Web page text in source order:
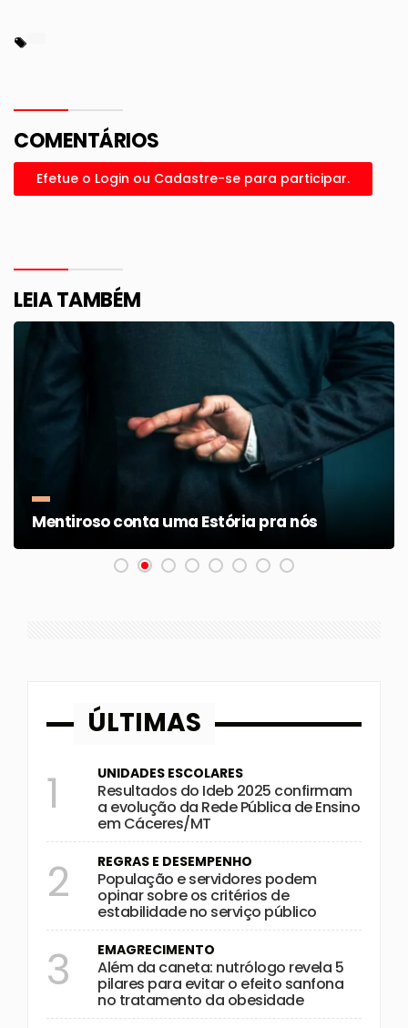
COMENTÁRIOS
Efetue o Login ou Cadastre-se para participar.
LEIA TAMBÉM
Mentiroso conta uma Estória pra nós
ÚLTIMAS
1 UNIDADES ESCOLARES
Resultados do Ideb 2025 confirmam
a evolução da Rede Pública de Ensino
em Cáceres/MT
2 REGRAS E DESEMPENHO
População e servidores podem
opinar sobre os critérios de
estabilidade no serviço público
3 EMAGRECIMENTO
Além da caneta: nutrólogo revela 5
pilares para evitar o efeito sanfona
no tratamento da obesidade